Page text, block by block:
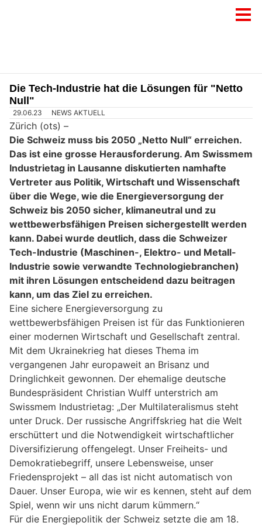
Die Tech-Industrie hat die Lösungen für "Netto
Null"
29.06.23 NEWS AKTUELL
Zürich (ots) –
Die Schweiz muss bis 2050 „Netto Null“ erreichen.
Das ist eine grosse Herausforderung. Am Swissmem
Industrietag in Lausanne diskutierten namhafte
Vertreter aus Politik, Wirtschaft und Wissenschaft
über die Wege, wie die Energieversorgung der
Schweiz bis 2050 sicher, klimaneutral und zu
wettbewerbsfähigen Preisen sichergestellt werden
kann. Dabei wurde deutlich, dass die Schweizer
Tech-Industrie (Maschinen-, Elektro- und Metall-
Industrie sowie verwandte Technologiebranchen)
mit ihren Lösungen entscheidend dazu beitragen
kann, um das Ziel zu erreichen.
Eine sichere Energieversorgung zu
wettbewerbsfähigen Preisen ist für das Funktionieren
einer modernen Wirtschaft und Gesellschaft zentral.
Mit dem Ukrainekrieg hat dieses Thema im
vergangenen Jahr europaweit an Brisanz und
Dringlichkeit gewonnen. Der ehemalige deutsche
Bundespräsident Christian Wulff unterstrich am
Swissmem Industrietag: „Der Multilateralismus steht
unter Druck. Der russische Angriffskrieg hat die Welt
erschüttert und die Notwendigkeit wirtschaftlicher
Diversifizierung offengelegt. Unser Freiheits- und
Demokratiebegriff, unsere Lebensweise, unser
Friedensprojekt – all das ist nicht automatisch von
Dauer. Unser Europa, wie wir es kennen, steht auf dem
Spiel, wenn wir uns nicht darum kümmern.“
Für die Energiepolitik der Schweiz setzte die am 18.